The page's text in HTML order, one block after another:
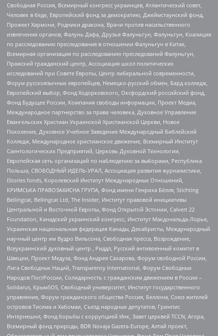
Свободная Россия, Всемирный конгресс украинцев, Атлантический совет,
Человек в беде, Европейский фонд за демократию, Джеймстаунский фонд,
Прожект Хармони, Родники дракона, Врачи против насильственного
извлечения органов, Фалунь Дафа, Друзья Фалуньгун, Фалуньгун, Коалиция
по расследованию преследования в отношении Фалуньгун в Китае,
Всемирная организация по расследованию преследований Фалуньгун,
Пражский гражданский центр, Ассоциация школ политических
исследований при Совете Европы, Центр либеральной современности,
Форум русскоязычных европейцев, Немецко-русский обмен, Бард колледж,
Европейский выбор, Фонд Ходорковского, Оксфордский российский фонд,
Фонд Будущее России, Компания свободы информации, Проект Медиа,
Международное партнерство за права человека, Духовное Управление
Евангельских Христиан Украинской Христианской Церкви, Новое
Поколение, Духовное Учебное Заведение Международный Библейский
Колледж, Международное христианское движение, Всемирный Институт
Саентологических Предприятий, Церковь Духовной Технологии,
Европейская сеть организаций по наблюдению за выборами, Республика
Польша, СВОБОДНЫЙ ИДЕЛЬ-УРАЛ, Ассоциация развития журналистики,
IStories fonds, Королевский Институт Международных Отношений,
КРИМСЬКА ПРАВОЗАХИСНА ГРУПА, Фонд имени Генриха Бёлля, Stichting
Bellingcat, Bellingcat Ltd, The Insider, Институт правовой инициативы
Центральной и Восточной Европы, Фонд Открытой Эстонии, Calvert 22
Foundation, Канадский украинский конгресс, Институт Макдональда-Лорье,
Украинская национальная федерация Канады, Декабристы, Международный
научный центр им Вудро Вильсона, Свободная пресса, Возрождение,
Всеукраинский духовный центр , Риддл, Русский антивоенный комитет в
Швеции, Проект Медуза, Фонд Андрея Сахарова, Форум свободной России,
Лига Свободных Наций, Transparеncy International, Форум Свободных
Народов ПостРоссии, Солидарность с гражданским движением в России –
Solidarus, КрымSOS, Свободный университет, Институт государственного
управления, Форум гражданского общества Россия, Беллона, Союз жителей
островов Тисима и Хабомаи, Съезд народных депутатов, Гринпис
Интернешнл, Фонд борьбы с коррупцией Инк, Завет церквей TCCN, Агора,
Всемирный фонд природы, BDR Novaja Gazeta-Europe, Алтай проект,